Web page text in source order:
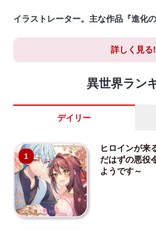
イラストレーター。主な作品『進化
詳しく見る
異世界ラン
デイリー
1
ヒロインが来
だはずの悪役
ようです～